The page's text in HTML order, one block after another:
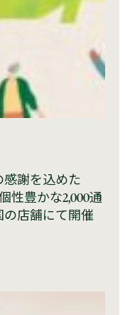
感謝を込めた
豊かな2,000通
の店舗にて開催